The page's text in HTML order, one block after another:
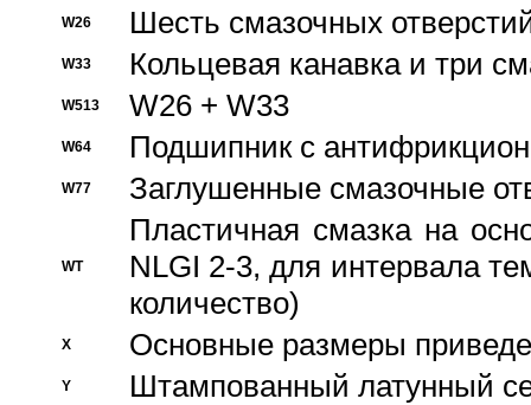
W26 Шесть смазочных
W33 Кольцевая канавка и три
W513 W26 + W33
W64 Подшипник с
W77 Заглушенные смазочные
WT
Пластичная смазка на
NLGI 2-3, для интервала
количество)
X Основные размеры
Y Штампованный латунный